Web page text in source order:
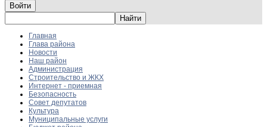
Войти
Главная
Глава района
Новости
Наш район
Администрация
Строительство и ЖКХ
Интернет - приемная
Безопасность
Совет депутатов
Культура
Муниципальные услуги